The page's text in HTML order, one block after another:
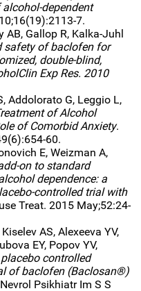
dependent
7.
AB, Gallop R, Kalka-Juhl
safety of baclofen for
double-blind,
Exp Res. 2010
Addolorato G, Leggio L,
of Alcohol
of Comorbid Anxiety.
60.
E, Weizman A,
on to standard
dependence: a
controlled trial with
Treat. 2015 May;52:24-
AS, Alexeeva YV,
EY, Popov YV,
controlled
of baclofen (Baclosan®)
Psikhiatr Im S S